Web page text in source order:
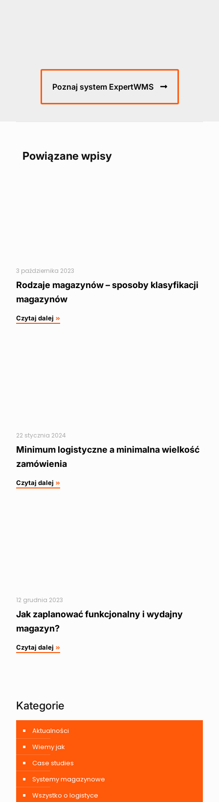
Poznaj system ExpertWMS
Powiązane wpisy
3 października 2023
Rodzaje magazynów – sposoby klasyfikacji
magazynów
Czytaj dalej
22 stycznia 2024
Minimum logistyczne a minimalna wielkość
zamówienia
Czytaj dalej
12 grudnia 2023
Jak zaplanować funkcjonalny i wydajny
magazyn?
Czytaj dalej
Kategorie
Aktualności
Wiemy jak
Case studies
Systemy magazynowe
Wszystko o logistyce